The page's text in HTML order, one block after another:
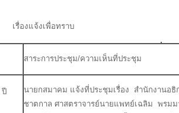
รื่องแจ้งเพื่อทราบ
สาระการประชุม/ความเห็นที่ประชุม
ปี
นายกสมาคม แจ้งที่ประชุมเรื่อง สำนักงานอ
ชาตกาล ศาสตราจารย์นายแพทย์เฉลิม พรมม